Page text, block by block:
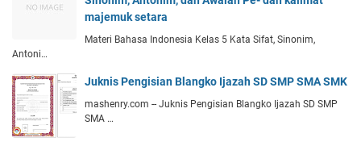
majemuk setara
Materi Bahasa Indonesia Kelas 5 Kata Sifat, Sinonim,
Antoni…
Juknis Pengisian Blangko Ijazah SD SMP SMA SMK
mashenry.com -- Juknis Pengisian Blangko Ijazah SD SMP
SMA …